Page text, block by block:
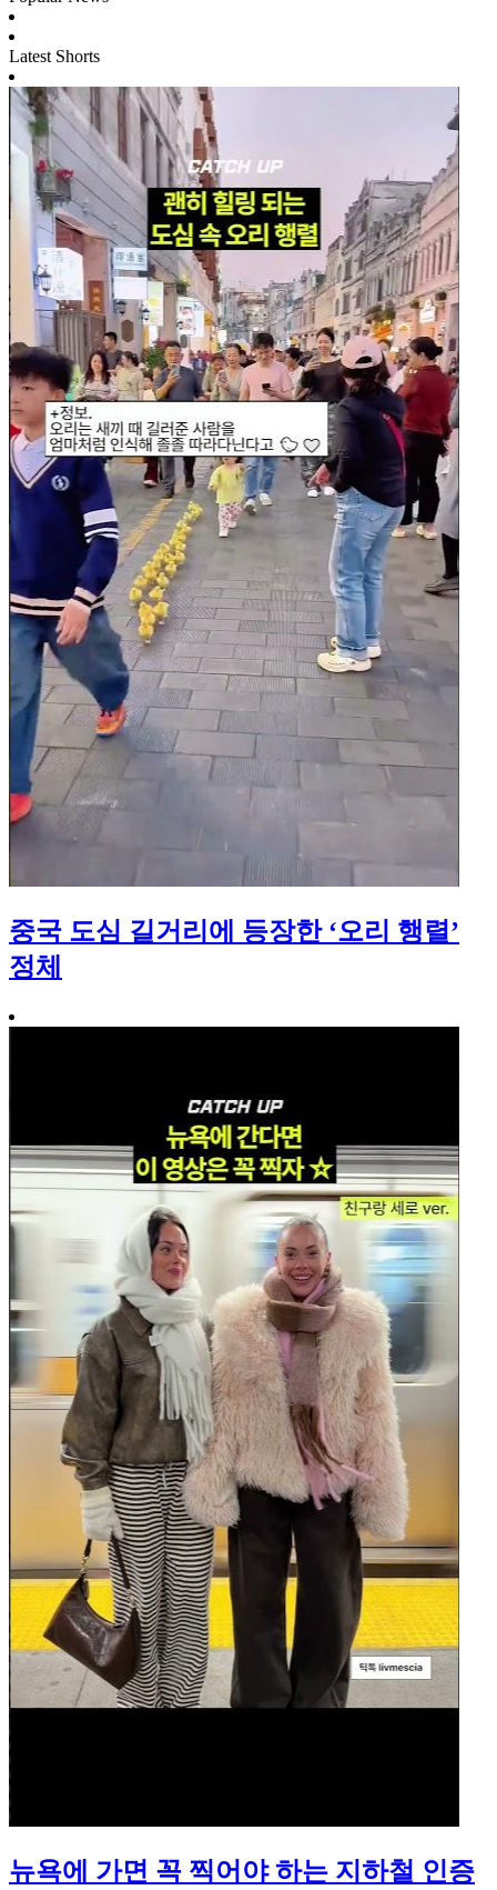
Latest Shorts
중국 도심 길거리에 등장한 ‘오리 행렬’
정체
뉴욕에 가면 꼭 찍어야 하는 지하철 인증